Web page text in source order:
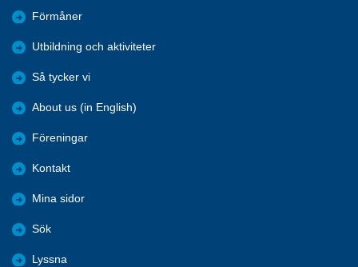
Förmåner
Utbildning och aktiviteter
Så tycker vi
About us (in English)
Föreningar
Kontakt
Mina sidor
Sök
Lyssna